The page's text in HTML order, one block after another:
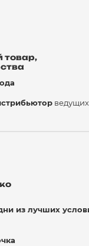
товар,
из лучших